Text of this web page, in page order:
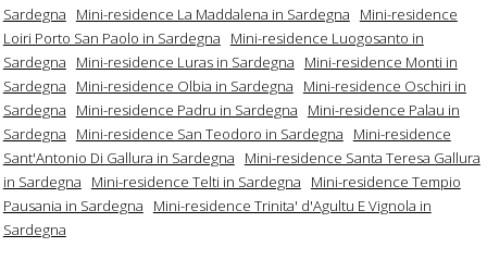
Sardegna
Mini-residence La Maddalena in Sardegna
Mini-residence
Loiri Porto San Paolo in Sardegna
Mini-residence Luogosanto in
Sardegna
Mini-residence Luras in Sardegna
Mini-residence Monti in
Sardegna
Mini-residence Olbia in Sardegna
Mini-residence Oschiri in
Sardegna
Mini-residence Padru in Sardegna
Mini-residence Palau in
Sardegna
Mini-residence San Teodoro in Sardegna
Mini-residence
Sant'Antonio Di Gallura in Sardegna
Mini-residence Santa Teresa Gallura
in Sardegna
Mini-residence Telti in Sardegna
Mini-residence Tempio
Pausania in Sardegna
Mini-residence Trinita' d'Agultu E Vignola in
Sardegna